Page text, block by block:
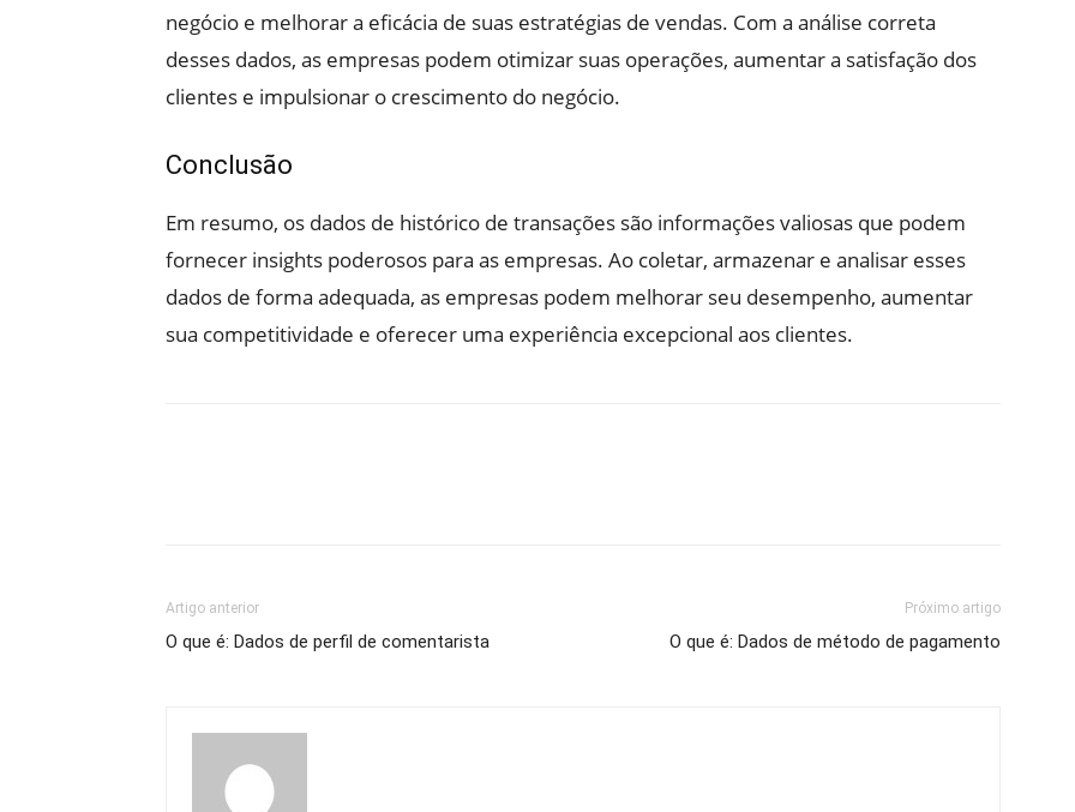
negócio e melhorar a eficácia de suas estratégias de vendas. Com a análise correta
desses dados, as empresas podem otimizar suas operações, aumentar a satisfação dos
clientes e impulsionar o crescimento do negócio.
Conclusão
Em resumo, os dados de histórico de transações são informações valiosas que podem
fornecer insights poderosos para as empresas. Ao coletar, armazenar e analisar esses
dados de forma adequada, as empresas podem melhorar seu desempenho, aumentar
sua competitividade e oferecer uma experiência excepcional aos clientes.
Artigo anterior
O que é: Dados de perfil de comentarista
Próximo artigo
O que é: Dados de método de pagamento